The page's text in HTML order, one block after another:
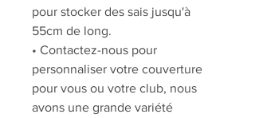
pour stocker des sais jusqu'à
55cm de long.
• Contactez-nous pour
personnaliser votre couverture
pour vous ou votre club, nous
avons une grande variété